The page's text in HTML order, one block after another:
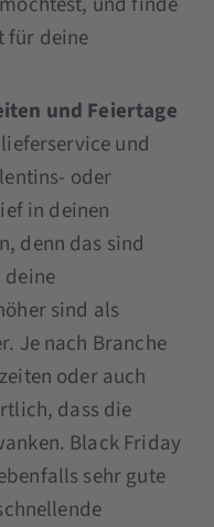
für deine
und Feiertage
und
oder
in deinen
denn das sind
deine
sind als
Je nach Branche
oder auch
dass die
Black Friday
sehr gute